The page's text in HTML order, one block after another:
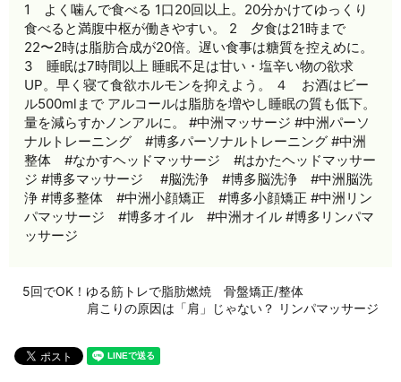
1 よく噛んで食べる 1口20回以上。20分かけてゆっくり
食べると満腹中枢が働きやすい。 2 夕食は21時まで
22〜2時は脂肪合成が20倍。遅い食事は糖質を控えめに。
3 睡眠は7時間以上 睡眠不足は甘い・塩辛い物の欲求
UP。早く寝て食欲ホルモンを抑えよう。 ４ お酒はビー
ル500mlまで アルコールは脂肪を増やし睡眠の質も低下。
量を減らすかノンアルに。 #中洲マッサージ #中洲パーソ
ナルトレーニング #博多パーソナルトレーニング #中洲
整体 #なかすヘッドマッサージ #はかたヘッドマッサー
ジ #博多マッサージ #脳洗浄 #博多脳洗浄 #中洲脳洗
浄 #博多整体 #中洲小顔矯正 #博多小顔矯正 #中洲リン
パマッサージ #博多オイル #中洲オイル #博多リンパマ
ッサージ
5回でOK！ゆる筋トレで脂肪燃焼 骨盤矯正/整体
肩こりの原因は「肩」じゃない？ リンパマッサージ